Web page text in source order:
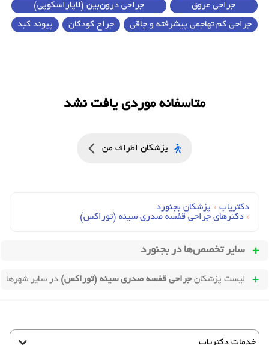
جراحی عروق
جراحی درون‌بین (لاپاراسکوپی)
جراحی کم تهاجمی پیشرفته و چاقی
جراح کودکان پیوند کبد
متاسفانه موردی یافت نشد
پزشکان اطراف من
دکتریاب › پزشکان بجنورد
› دکترهای جراحي قفسه صدري سينه (توراکس)
سایر تخصص‌ها دربجنورد
لیست پزشکانجراحی قفسه صدری سینه (توراکس) در سایر شهرها
خدمات دکتریاب